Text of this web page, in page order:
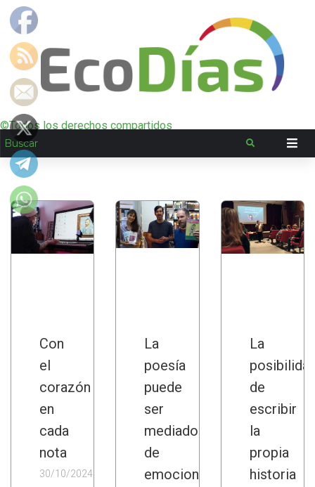
©Todos los derechos compartidos
Con
el
corazón
en
cada
nota
30/10/2024
La
poesía
puede
ser
mediadora
de
emociones,
La
de
escribir
la
propia
historia